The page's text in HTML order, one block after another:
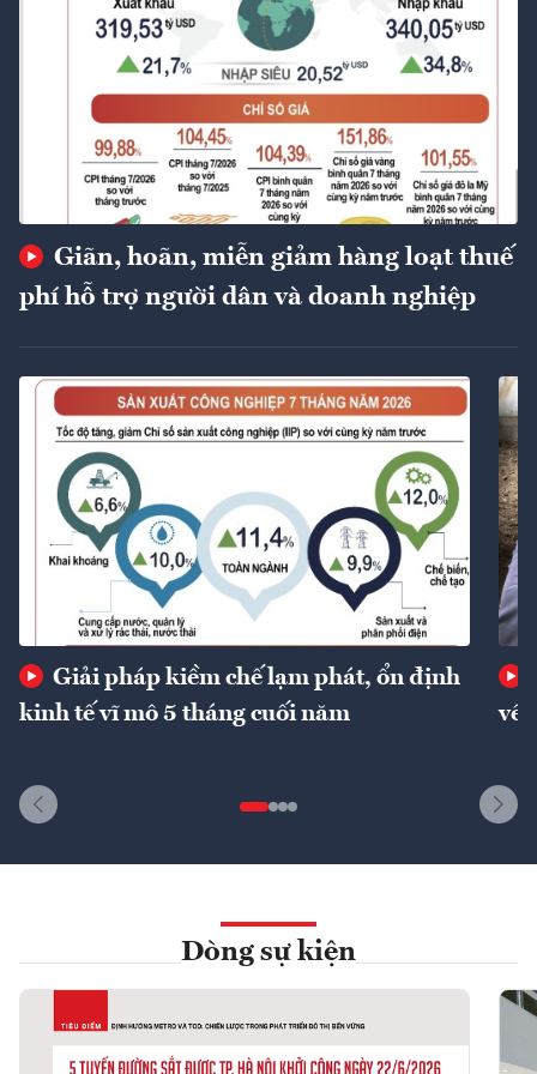
Giãn, hoãn, miễn giảm hàng loạt thuế
phí hỗ trợ người dân và doanh nghiệp
Giải pháp kiềm chế lạm phát, ổn định
kinh tế vĩ mô 5 tháng cuối năm
về
Dòng sự kiện